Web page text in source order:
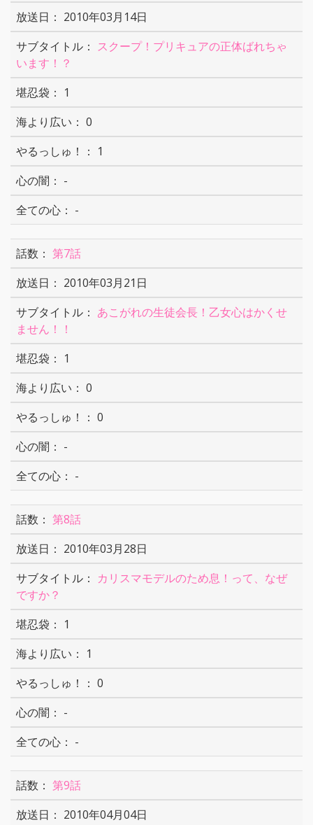
2010年03月14日
スクープ！プリキュアの正体ばれちゃ
います！？
1
0
1
-
-
第7話
2010年03月21日
あこがれの生徒会長！乙女心はかくせ
ません！！
1
0
0
-
-
第8話
2010年03月28日
カリスマモデルのため息！って、なぜ
ですか？
1
1
0
-
-
第9話
2010年04月04日